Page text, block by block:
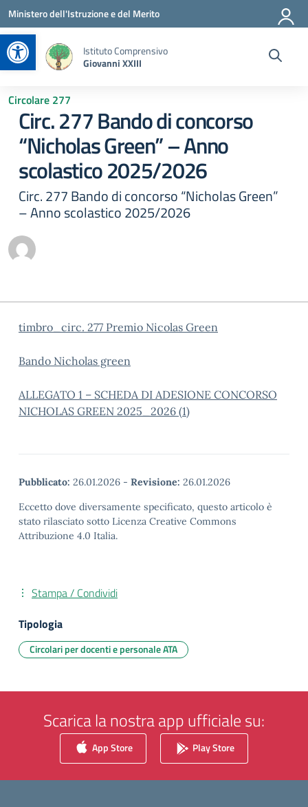
Apri la barra degli strumenti
Vai ai contenuti
Vai al menu di navigazione
Vai al footer
Ministero dell'Istruzione e del Merito
Istituto Comprensivo
Giovanni XXIII
Circolare 277
Circ. 277 Bando di concorso
“Nicholas Green” – Anno
scolastico 2025/2026
Circ. 277 Bando di concorso “Nicholas Green”
– Anno scolastico 2025/2026
timbro_circ. 277 Premio Nicolas Green
Bando Nicholas green
ALLEGATO 1 – SCHEDA DI ADESIONE CONCORSO
NICHOLAS GREEN 2025_2026 (1)
Pubblicato: 26.01.2026 - Revisione: 26.01.2026
Eccetto dove diversamente specificato, questo articolo è
stato rilasciato sotto Licenza Creative Commons
Attribuzione 4.0 Italia.
Stampa / Condividi
Tipologia
Circolari per docenti e personale ATA
Scarica la nostra app ufficiale su:
App Store Play Store